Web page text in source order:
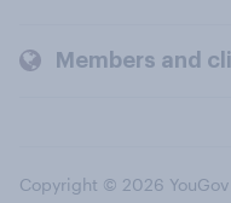
Members and
Copyright © 2026